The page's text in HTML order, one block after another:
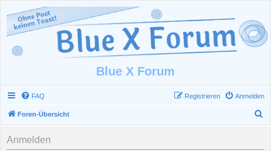
Blue X Forum
FAQ Anmelden
Registrieren
Foren-Übersicht
Anmelden